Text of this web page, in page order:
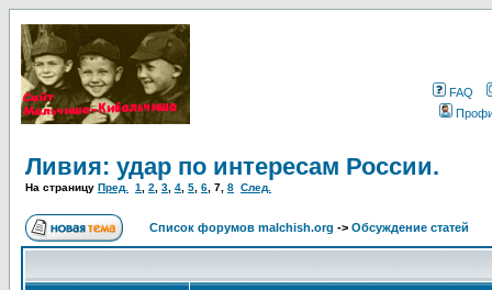
FAQ
Ливия: удар по интересам России.
На страницу Пред. 1 2 3 4 5 6 7 8 След.
Список форумов malchish.org -> Обсуждение статей